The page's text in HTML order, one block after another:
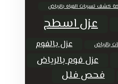
كشف تسربات المياه بالرياض
عزل اسطح
بالرياض عزل بالفوم
عزل فوم بالرياض
فحص فلل